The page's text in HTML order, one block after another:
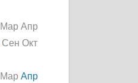
Мар Апр
Сен Окт
Мар Апр